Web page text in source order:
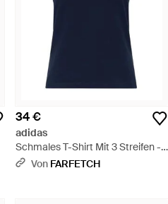
34 €
adidas
Schmales T-Shirt Mit 3 Streifen -
BlauVon FARFETCH